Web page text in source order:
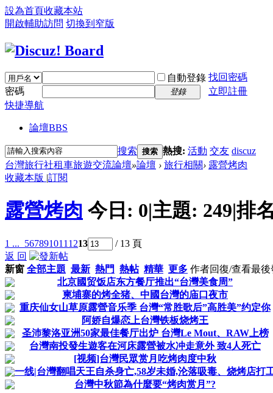
設為首頁收藏本站
開啟輔助訪問 切換到窄版
自動登錄 找回密碼
密碼
登錄
立即註冊
快捷導航
論壇BBS
搜索 搜索 熱搜: 活動 交友 discuz
台灣旅行社租車旅遊交流論壇»論壇 › 旅行相關› 露營烤肉
收藏本版 |訂閱
露營烤肉 今日: 0|主題: 249|排
1 ... 567891011 1213
/ 13 頁
返 回
新窗 全部主題 最新 熱門 熱帖 精華 更多 作者回復/查看最後
北京國贸饭店东方餐厅推出“台灣美食周”
柬埔寨的烤全猪、中國台灣的庙口夜市
重庆仙女山草原露營音乐季 台灣“常胜歌后”高胜美”约定你
阿娇自爆恋上台灣铁板烧烤王
圣沛黎洛亚洲50家最佳餐厅出炉 台灣Le Mout、RAW上榜
台灣南投發生遊客在河床露營被水冲走意外 致4人死亡
[视频]台灣民眾赏月吃烤肉度中秋
一线|台灣翻唱天王自杀身亡,58岁未婚,沦落吸毒、烧烤店打
台灣中秋節為什麼要“烤肉赏月”?